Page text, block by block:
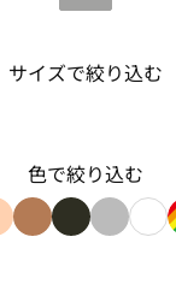
サイズで絞り込む
M
込み: L
色で絞り込む